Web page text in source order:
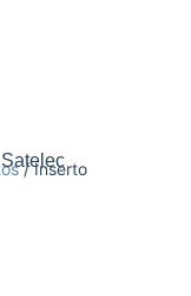
/ Inserto